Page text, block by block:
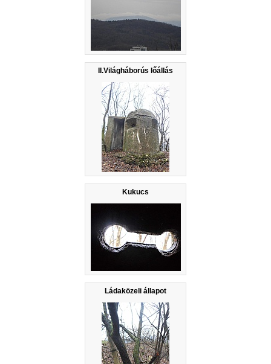
II.Világháborús lőállás
Kukucs
Ládaközeli állapot